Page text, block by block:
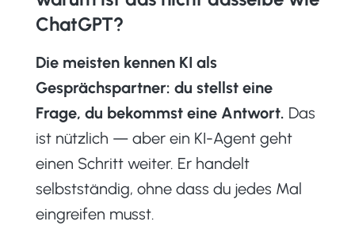
ChatGPT?
Die meisten kennen KI als
Gesprächspartner: du stellst eine
Frage, du bekommst eine Antwort. Das
ist nützlich — aber ein KI-Agent geht
einen Schritt weiter. Er handelt
selbstständig, ohne dass du jedes Mal
eingreifen musst.